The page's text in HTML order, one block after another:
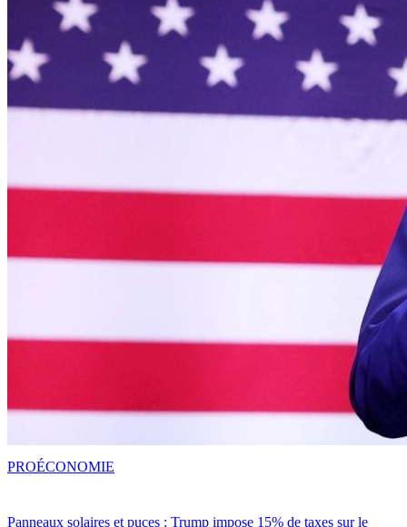
Panneaux solaires et puces : Trump impose 15% de taxes sur le
PROÉCONOMIE